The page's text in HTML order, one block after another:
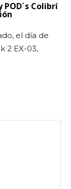
Colibrí
el día de
2 EX-03,